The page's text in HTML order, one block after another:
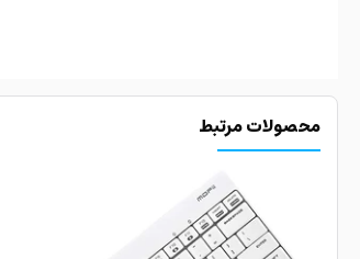
محصولات مرتبط